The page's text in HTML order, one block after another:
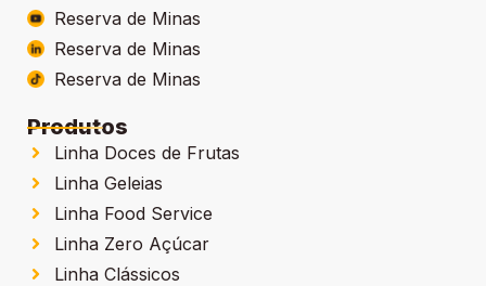
Reserva de Minas
Reserva de Minas
Reserva de Minas
Produtos
Linha Doces de Frutas
Linha Geleias
Linha Food Service
Linha Zero Açúcar
Linha Clássicos